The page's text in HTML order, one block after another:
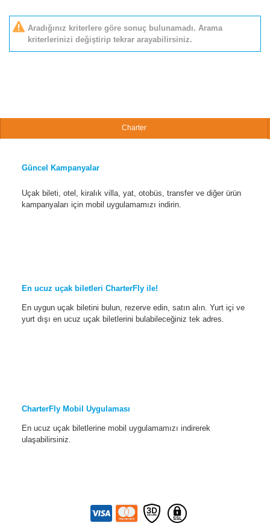
Aradığınız kriterlere göre sonuç bulunamadı. Arama
kriterlerinizi değiştirip tekrar arayabilirsiniz.
Charter
Güncel Kampanyalar
Uçak bileti, otel, kiralık villa, yat, otobüs, transfer ve diğer ürün
kampanyaları için mobil uygulamamızı indirin.
En ucuz uçak biletleri CharterFly ile!
En uygun uçak biletini bulun, rezerve edin, satın alın. Yurt içi ve
yurt dışı en ucuz uçak biletlerini bulabileceğiniz tek adres.
CharterFly Mobil Uygulaması
En ucuz uçak biletlerine mobil uygulamamızı indirerek
ulaşabilirsiniz.